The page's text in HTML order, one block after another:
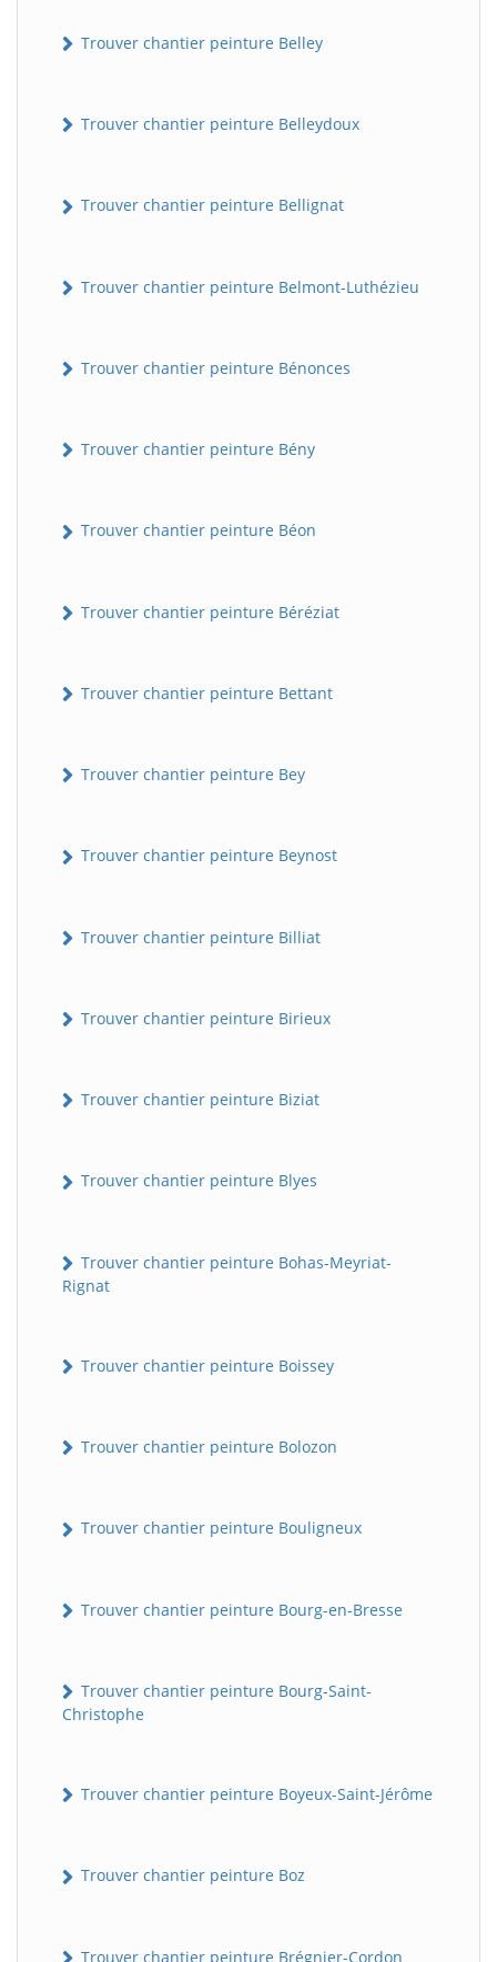
Trouver chantier peinture Belley
Trouver chantier peinture Belleydoux
Trouver chantier peinture Bellignat
Trouver chantier peinture Belmont-Luthézieu
Trouver chantier peinture Bénonces
Trouver chantier peinture Bény
Trouver chantier peinture Béon
Trouver chantier peinture Béréziat
Trouver chantier peinture Bettant
Trouver chantier peinture Bey
Trouver chantier peinture Beynost
Trouver chantier peinture Billiat
Trouver chantier peinture Birieux
Trouver chantier peinture Biziat
Trouver chantier peinture Blyes
Trouver chantier peinture Bohas-Meyriat-
Rignat
Trouver chantier peinture Boissey
Trouver chantier peinture Bolozon
Trouver chantier peinture Bouligneux
Trouver chantier peinture Bourg-en-Bresse
Trouver chantier peinture Bourg-Saint-
Christophe
Trouver chantier peinture Boyeux-Saint-Jérôme
Trouver chantier peinture Boz
Trouver chantier peinture Brégnier-Cordon